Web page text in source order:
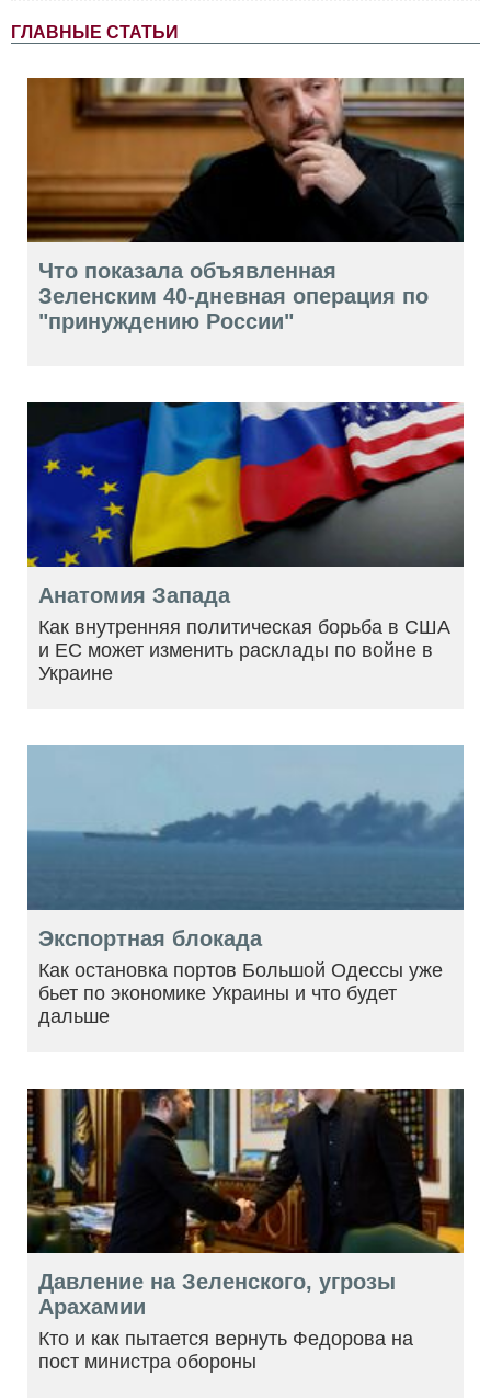
ГЛАВНЫЕ СТАТЬИ
Что показала объявленная
Зеленским 40-дневная операция по
"принуждению России"
Анатомия Запада
Как внутренняя политическая борьба в США
и ЕС может изменить расклады по войне в
Украине
Экспортная блокада
Как остановка портов Большой Одессы уже
бьет по экономике Украины и что будет
дальше
Давление на Зеленского, угрозы
Арахамии
Кто и как пытается вернуть Федорова на
пост министра обороны